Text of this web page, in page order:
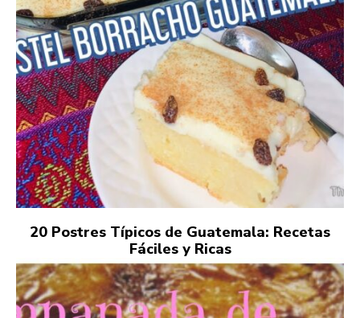
20 Postres Típicos de Guatemala: Recetas
Fáciles y Ricas